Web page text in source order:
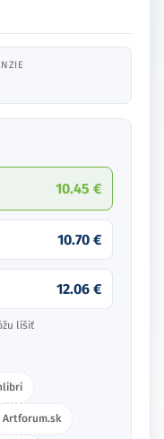
10.45 €
10.70 €
12.06 €
líšiť
Artforum.sk